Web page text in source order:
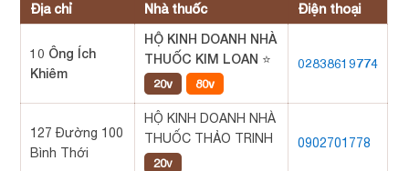
Địa chỉ Nhà thuốc Điện thoại
10 Ông Ích
Khiêm
HỘ KINH DOANH NHÀ
THUỐC KIM LOAN ⭐
20v 80v
02838619774
127 Đường 100
Bình Thới
HỘ KINH DOANH NHÀ
THUỐC THẢO TRINH
20v
0902701778